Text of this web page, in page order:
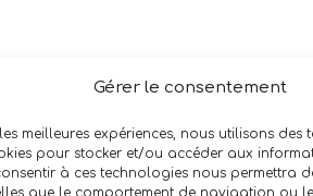
Gérer le consentement
meilleures expériences, nous utilisons des
pour stocker et/ou accéder aux
à ces technologies nous permettra
que le comportement de navigation ou
SUIVEZ LE SALON SUR LES